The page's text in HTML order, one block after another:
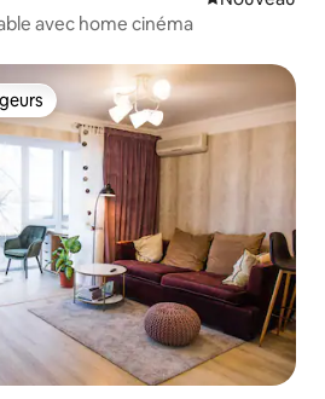
avec home cinéma
les plus appréciés